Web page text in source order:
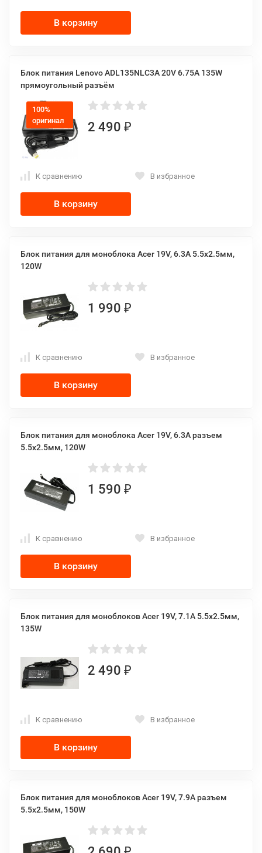
В корзину
Блок питания Lenovo ADL135NLC3A 20V 6.75A 135W
прямоугольный разъём
100%
оригинал
2 490 ₽
К сравнению В избранное
В корзину
Блок питания для моноблока Acer 19V, 6.3A 5.5x2.5мм,
120W
1 990 ₽
К сравнению В избранное
В корзину
Блок питания для моноблока Acer 19V, 6.3A разъем
5.5x2.5мм, 120W
1 590 ₽
К сравнению В избранное
В корзину
Блок питания для моноблоков Acer 19V, 7.1A 5.5x2.5мм,
135W
2 490 ₽
К сравнению В избранное
В корзину
Блок питания для моноблоков Acer 19V, 7.9A разъем
5.5x2.5мм, 150W